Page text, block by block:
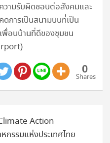
วามรับผิดชอบต่อสังคมและ
การเป็นสนามบินที่เป็น
พื่อนบ้านที่ดีของชุมชน
0
Shares
Action
กรรมแห่งประเทศไทย